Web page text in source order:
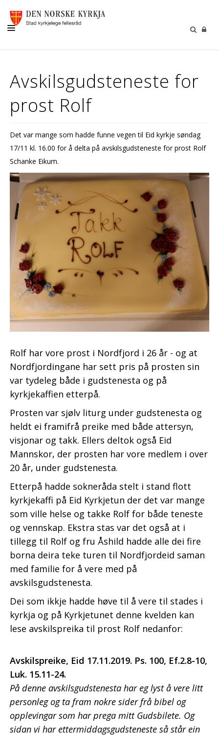
LIVSVEGEN
GRAVPLASS
BORN OG UNGE
KONTAKT
Avskilsgudsteneste for
prost Rolf
Det var mange som hadde funne vegen til Eid kyrkje søndag
17/11 kl. 16.00 for å delta på avskilsgudsteneste for prost Rolf
Schanke Eikum.
Rolf har vore prost i Nordfjord i 26 år - og at
Nordfjordingane har sett pris på prosten sin
var tydeleg både i gudstenesta og på
kyrkjekaffien etterpå.
Prosten var sjølv liturg under gudstenesta og
heldt ei framifrå preike med både attersyn,
visjonar og takk. Ellers deltok også Eid
Mannskor, der prosten har vore medlem i over
20 år, under gudstenesta.
Etterpå hadde sokneråda stelt i stand flott
kyrkjekaffi på Eid Kyrkjetun der det var mange
som ville helse og takke Rolf for både teneste
og vennskap. Ekstra stas var det også at i
tillegg til Rolf og fru Åshild hadde alle dei fire
borna deira teke turen til Nordfjordeid saman
med familie for å vere med på
avskilsgudstenesta.
Dei som ikkje hadde høve til å vere til stades i
kyrkja og på Kyrkjetunet denne kvelden kan
lese avskilspreika til prost Rolf nedanfor:
Avskilspreike, Eid 17.11.2019. Ps. 100, Ef.2.8-10,
Luk. 15.11-24.
På denne avskilsgudstenesta har eg lyst å vere litt
personleg og ta fram nokre sider frå bibel og
opplevingar som har prega mitt Gudsbilete. Og
sidan vi har ettermiddagsgudsteneste så står ein